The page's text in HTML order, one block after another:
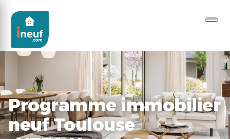
Programme immobilier
neuf Toulouse